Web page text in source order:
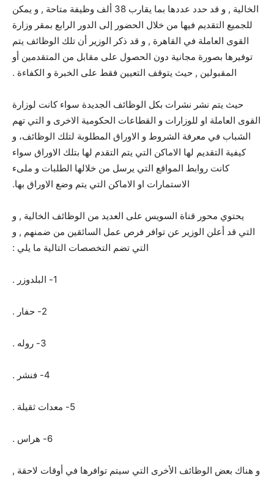
الخالية , و قد حدد عددها بما يقارب 38 ألف وظيفة متاحة , و يمكن
للجميع التقديم فيها من خلال الحضور إلى الدور الرابع بمقر وزارة
القوى العاملة في القاهرة , و قد ذكر الوزير أن تلك الوظائف يتم
توفيرها بصورة مجانية دون الحصول على مقابل من المتقدمين أو
المقبولين , حيث يتوقف التعيين فقط على الخبرة و الكفاءة .
حيث يتم نشر نشرات بكل الوظائف الجديدة سواء كانت لوزارة
القوى العاملة او للوزارات و القطاعات الحكومية الاخرى و التي تهم
الشباب في معرفة الشروط و الاوراق المطلوبة لتلك الوظائف، و
كيفية التقديم لها الاماكن التي يتم التقدم لها بتلك الاوراق سواء
كانت روابط المواقع التي يرسل من خلالها الطلبات و ملىء
الاستمارات او الاماكن التي يتم وضع الاوراق بها.
يحتوي محور قناة السويس على العديد من الوظائف الخالية , و
التي قد أعلن الوزير عن توافر فرص عمل السائقين من ضمنهم , و
التي تضم التخصصات التالية ما يلي :
1- البلدوزر .
2- حفار .
3- روله .
4- فنشر .
5- معدات ثقيلة .
6- هراس .
و هناك بعض الوظائف الأخرى التي سيتم توافرها في أوقات لاحقة ,